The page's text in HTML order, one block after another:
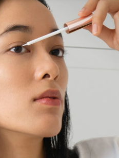
Войти
пользователя
Мои приборы
Мои заказы
Мои адреса
Мои подписки
Elixir
Español
Português
Русский
繁體中文